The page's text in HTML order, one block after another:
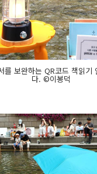
를 보완하는 QR코드 책읽기
다. ©이봉덕